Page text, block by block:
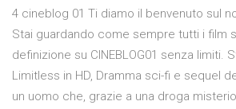
4 cineblog 01 Ti diamo il benvenuto sul
Stai guardando come sempre tutti i film
definizione su CINEBLOG01 senza limiti.
Limitless in HD, Dramma sci-fi e sequel
un uomo che, grazie a una droga